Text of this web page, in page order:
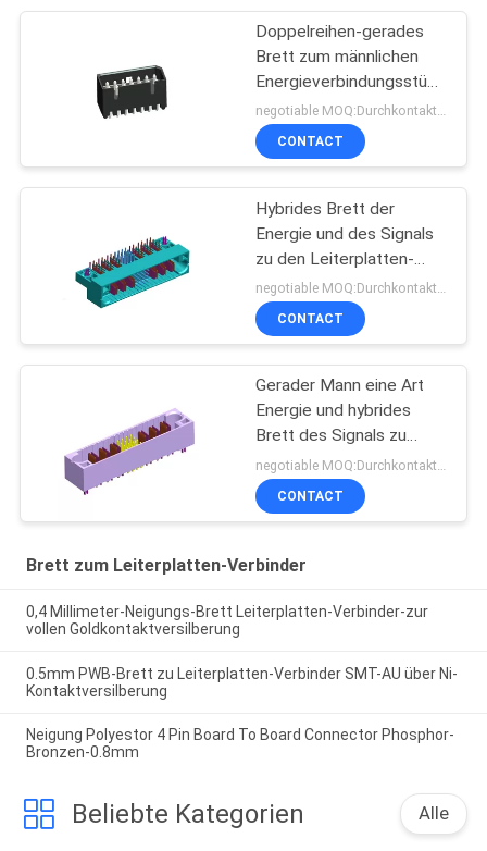
Doppelreihen-gerades
Brett zum männlichen
Energieverbindungsstück
des Leiterplatten-
Verbinders 1.25mm
negotiable MOQ:Durchkontaktierung
CONTACT
Hybrides Brett der
Energie und des Signals
zu den Leiterplatten-
Verbindern berichtigen
Engelsmann eine Art BAD
mit Gabeln ROHS
negotiable MOQ:Durchkontaktierung
CONTACT
Gerader Mann eine Art
Energie und hybrides
Brett des Signals zu
Leiterplatten-Verbinder
Sn überzogen mit Gabeln
ROHS
CONTACT
Brett zum Leiterplatten-Verbinder
0,4 Millimeter-Neigungs-Brett Leiterplatten-Verbinder-zur
vollen Goldkontaktversilberung
0.5mm PWB-Brett zu Leiterplatten-Verbinder SMT-AU über Ni-
Kontaktversilberung
Neigung Polyestor 4 Pin Board To Board Connector Phosphor-
Bronzen-0.8mm
Beliebte Kategorien Alle